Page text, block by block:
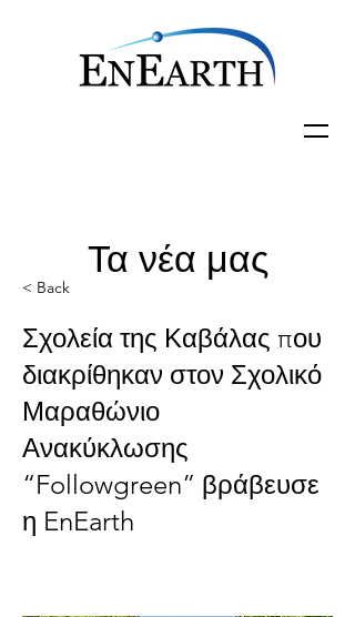
Τα νέα μας
< Back
Σχολεία της Καβάλας που
διακρίθηκαν στον Σχολικό
Μαραθώνιο
Ανακύκλωσης
“Followgreen” βράβευσε
η EnEarth